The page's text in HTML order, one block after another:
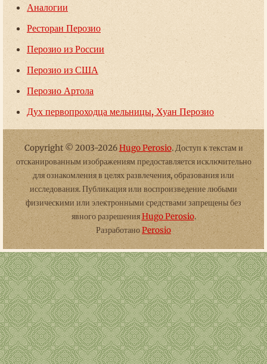
Аналогии
Ресторан Перозио
Перозио из России
Перозио из США
Перозио Артола
Дух первопроходца мельницы, Хуан Перозио
Copyright © 2003-2026Hugo Perosio. Доступ к текстам и
отсканированным изображениям предоставляется исключительно
для ознакомления в целях развлечения, образования или
исследования. Публикация или воспроизведение любыми
физическими или электронными средствами запрещены без
явного разрешенияHugo Perosio.
РазработаноPerosio